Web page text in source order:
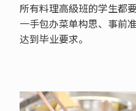
所有料理高級班的学生都
一手包办菜单构思、事前
达到毕业要求。